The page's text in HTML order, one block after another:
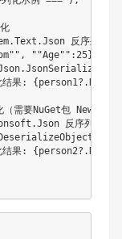
反序列化
""Age"":25}";
果:
需要NuGet包
反序列化
果: